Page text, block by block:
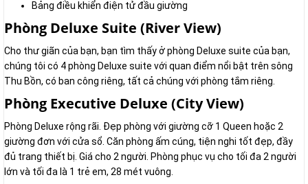
Bảng điều khiển điện tử đầu giường
Phòng Deluxe Suite (River View)
Cho thư giãn của bạn, bạn tìm thấy ở phòng Deluxe suite của bạn,
chúng tôi có 4 phòng Deluxe suite với quan điểm nổi bật trên sông
Thu Bồn, có ban công riêng, tất cả chúng với phòng tắm riêng.
Phòng Executive Deluxe (City View)
Phòng Deluxe rộng rãi. Đẹp phòng với giường cỡ 1 Queen hoặc 2
giường đơn với cửa sổ. Căn phòng ấm cúng, tiện nghi tốt đẹp, đầy
đủ trang thiết bị. Giá cho 2 người. Phòng phục vụ cho tối đa 2 người
lớn và tối đa là 1 trẻ em, 28 mét vuông.